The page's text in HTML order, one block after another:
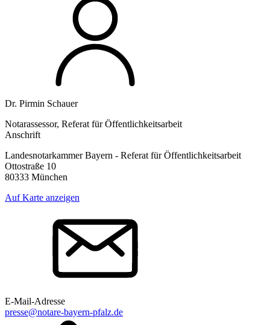
Dr. Pirmin Schauer
Notarassessor, Referat für Öffentlichkeitsarbeit
Anschrift
Landesnotarkammer Bayern - Referat für Öffentlichkeitsarbeit
Ottostraße 10
80333 München
Auf Karte anzeigen
E-Mail-Adresse
presse@notare-bayern-pfalz.de